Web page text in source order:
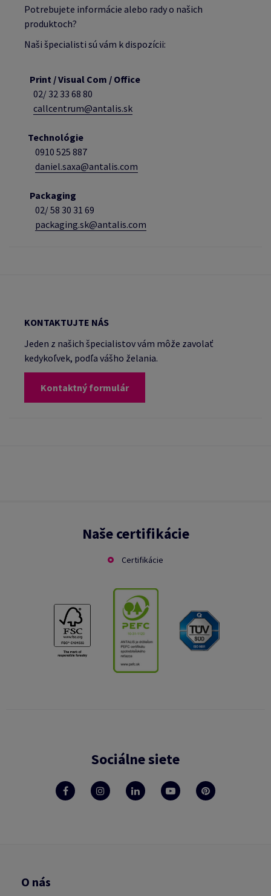
Potrebujete informácie alebo rady o našich
produktoch?
Naši špecialisti sú vám k dispozícii:
Print / Visual Com / Office
02/ 32 33 68 80
callcentrum@antalis.sk
Technológie
0910 525 887
daniel.saxa@antalis.com
Packaging
02/58 30 31 69
packaging.sk@antalis.com
KONTAKTUJTE NÁS
Jeden z našich špecialistov vám môže zavolať
kedykoľvek, podľa vášho želania.
Kontaktný formulár
Naše certifikácie
Certifikácie
Sociálne siete
O nás